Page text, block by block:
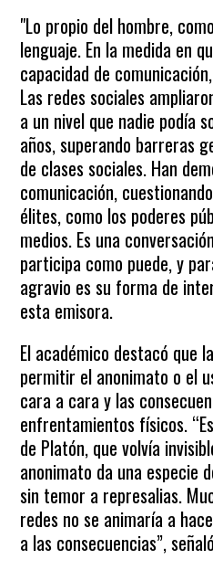
"Lo propio del hombre,
lenguaje. En la medida en
capacidad de
Las redes sociales
a un nivel que nadie podía
años, superando barreras
de clases sociales. Han
comunicación,
élites, como los poderes
medios. Es una
participa como puede, y
agravio es su forma de
esta emisora.
El académico destacó que
permitir el anonimato o el
cara a cara y las
enfrentamientos físicos.
de Platón, que volvía
anonimato da una especie
sin temor a represalias.
redes no se animaría a
a las consecuencias”,